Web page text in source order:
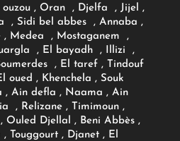
ouzou , Oran , Djelfa , Jijel ,
, Sidi bel abbes , Annaba ,
, Medea , Mostaganem ,
, El bayadh , Illizi ,
, El taref , Tindouf
oued , Khenchela , Souk
Ain defla , Naama , Ain
, Relizane , Timimoun ,
Ouled Djellal , Beni Abbès ,
, Touggourt , Djanet , El